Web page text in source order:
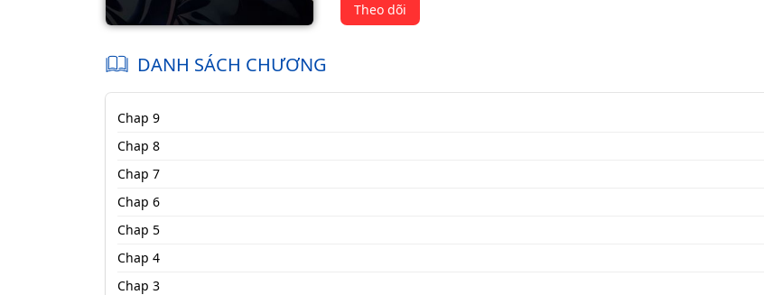
Theo dõi
DANH SÁCH CHƯƠNG
Chap 9
Chap 8
Chap 7
Chap 6
Chap 5
Chap 4
Chap 3